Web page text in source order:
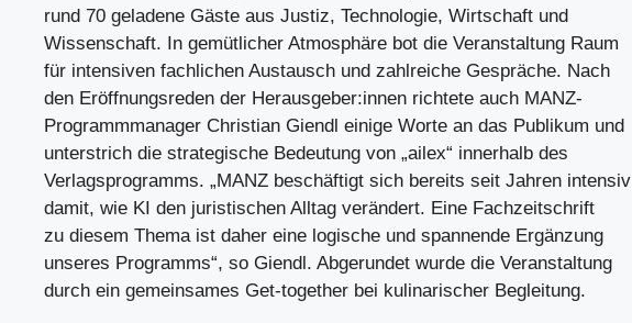
rund 70 geladene Gäste aus Justiz, Technologie, Wirtschaft und
Wissenschaft. In gemütlicher Atmosphäre bot die Veranstaltung Raum
für intensiven fachlichen Austausch und zahlreiche Gespräche. Nach
den Eröffnungsreden der Herausgeber:innen richtete auch MANZ-
Programmmanager Christian Giendl einige Worte an das Publikum und
unterstrich die strategische Bedeutung von „ailex“ innerhalb des
Verlagsprogramms. „MANZ beschäftigt sich bereits seit Jahren intensiv
damit, wie KI den juristischen Alltag verändert. Eine Fachzeitschrift
zu diesem Thema ist daher eine logische und spannende Ergänzung
unseres Programms“, so Giendl. Abgerundet wurde die Veranstaltung
durch ein gemeinsames Get-together bei kulinarischer Begleitung.